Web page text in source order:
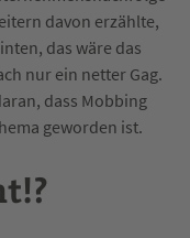
davon erzählte,
das wäre das
nur ein netter Gag.
dass Mobbing
geworden ist.